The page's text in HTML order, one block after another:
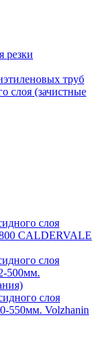
резки
труб
слоя (зачистные
слоя
CALDERVALE
слоя
500мм.
слоя
550мм. Volzhanin